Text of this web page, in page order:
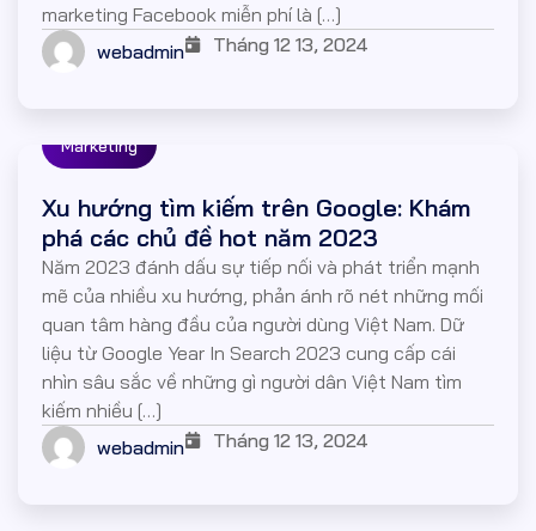
marketing Facebook miễn phí là […]
webadmin
Tháng 12 13, 2024
Marketing
Xu hướng tìm kiếm trên Google: Khám
phá các chủ đề hot năm 2023
Năm 2023 đánh dấu sự tiếp nối và phát triển mạnh
mẽ của nhiều xu hướng, phản ánh rõ nét những mối
quan tâm hàng đầu của người dùng Việt Nam. Dữ
liệu từ Google Year In Search 2023 cung cấp cái
nhìn sâu sắc về những gì người dân Việt Nam tìm
kiếm nhiều […]
webadmin
Tháng 12 13, 2024